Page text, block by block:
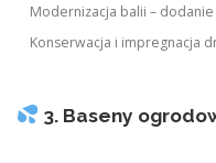
Modernizacja balii –
Konserwacja i impregnacja
3. Baseny